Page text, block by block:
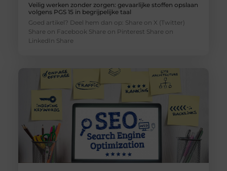
Veilig werken zonder zorgen: gevaarlijke stoffen opslaan
volgens PGS 15 in begrijpelijke taal
Goed artikel? Deel hem dan op: Share on X (Twitter)
Share on Facebook Share on Pinterest Share on
LinkedIn Share